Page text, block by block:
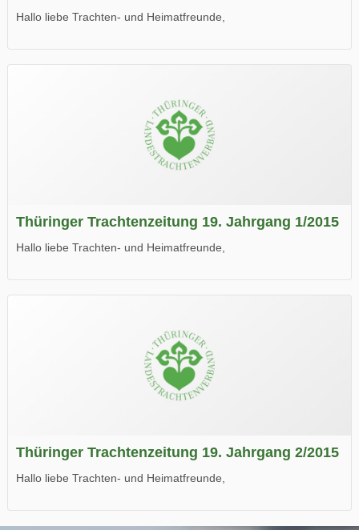
Hallo liebe Trachten- und Heimatfreunde,
Wir wünschen Euch viel Spaß beim Lesen.
Thüringer Trachtenzeitung 19. Jahrgang 1/2015
Hallo liebe Trachten- und Heimatfreunde,
Wir wünschen Euch viel Spaß beim Lesen.
Thüringer Trachtenzeitung 19. Jahrgang 2/2015
Hallo liebe Trachten- und Heimatfreunde,
Wir wünschen Euch viel Spaß beim Lesen.